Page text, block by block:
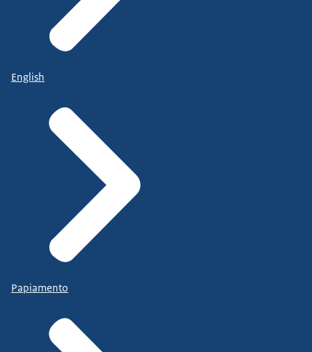
English
Papiamento